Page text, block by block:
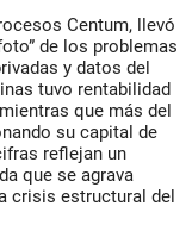
Centum, llevó
de los problemas
y datos del
tuvo rentabilidad
que más del
su capital de
reflejan un
que se agrava
crisis estructural del